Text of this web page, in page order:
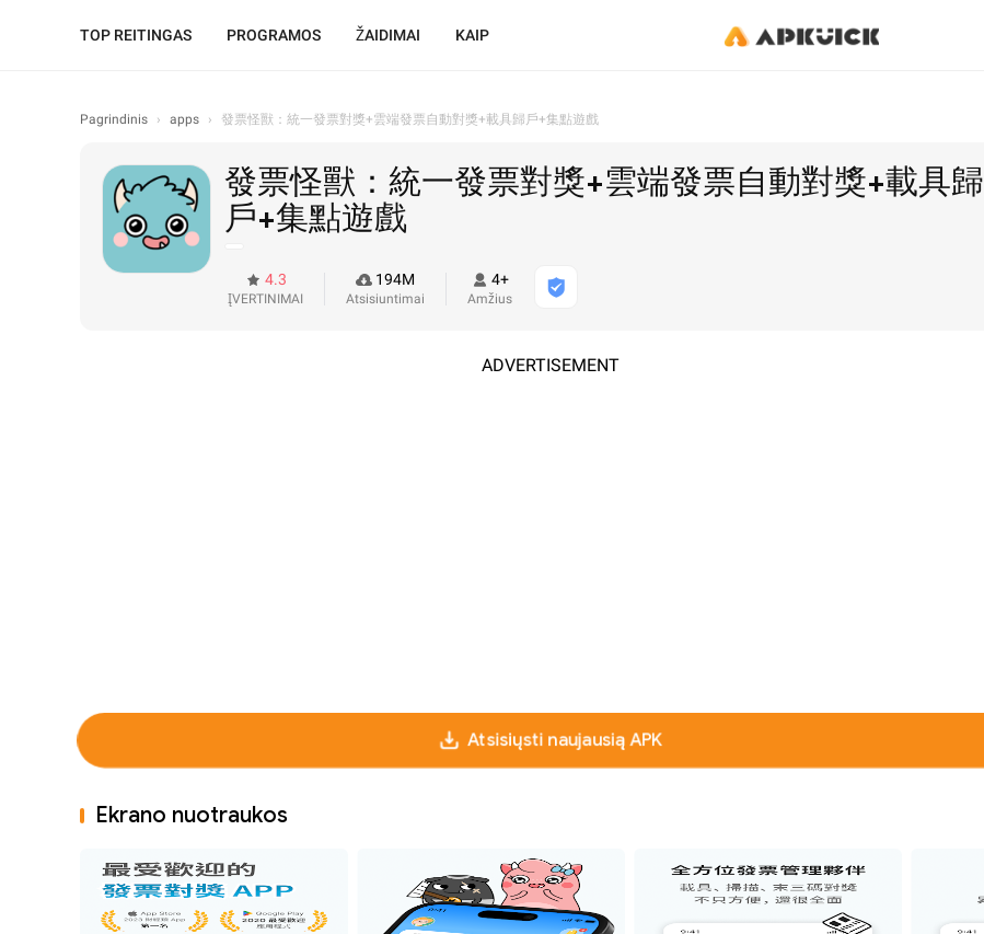
TOP REITINGAS PROGRAMOS ŽAIDIMAI KAIP
Pagrindinis › apps › 發票怪獸：統一發票對獎+雲端發票自動對獎+載具歸戶+集點遊戲
發票怪獸：統一發票對獎+雲端發票自動對獎+載具歸
戶+集點遊戲
4.3
ĮVERTINIMAI
194M
Atsisiuntimai
4+
Amžius
ADVERTISEMENT
Atsisiųsti naujausią APK
Ekrano nuotraukos